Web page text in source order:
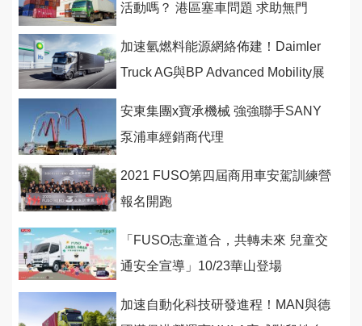
活動嗎？ 港區塞車問題 求助無門
加速氫燃料能源網絡佈建！Daimler
Truck AG與BP Advanced Mobility展
安東集團x寶承機械 強強聯手SANY
泵浦車經銷商代理
2021 FUSO第四屆商用車安駕訓練營
報名開跑
「FUSO志童道合，共轉未來 兒童交
通安全宣導」10/23華山登場
加速自動化科技研發進程！MAN與德